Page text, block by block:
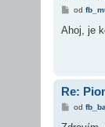
P
í
od
Ahoj, je
Re:
P
í
od